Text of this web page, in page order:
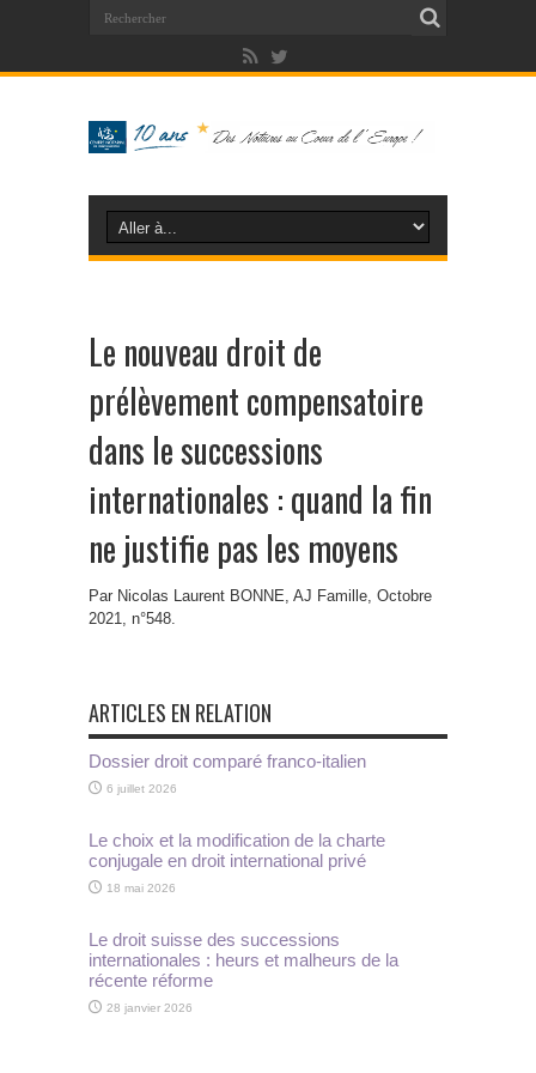
Le nouveau droit de
prélèvement compensatoire
dans le successions
internationales : quand la fin
ne justifie pas les moyens
Par Nicolas Laurent BONNE, AJ Famille, Octobre
2021, n°548.
ARTICLES EN RELATION
Dossier droit comparé franco-italien
6 juillet 2026
Le choix et la modification de la charte
conjugale en droit international privé
18 mai 2026
Le droit suisse des successions
internationales : heurs et malheurs de la
récente réforme
28 janvier 2026